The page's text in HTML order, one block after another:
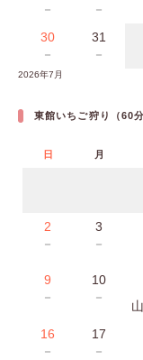
－
－
30
－
31
－
2026年7月
東館いちご狩り（60分
日 月
2
－
3
－
9
－
10
－
16
－
17
－